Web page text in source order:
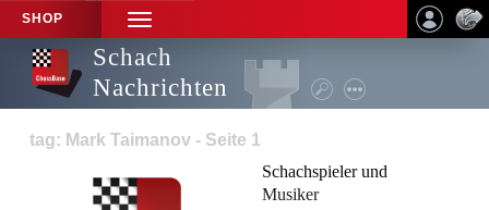
SHOP
TOGGLE
NAVIGATION
Schach
Nachrichten
tag: Mark Taimanov - Seite 1
Schachspieler und
Musiker